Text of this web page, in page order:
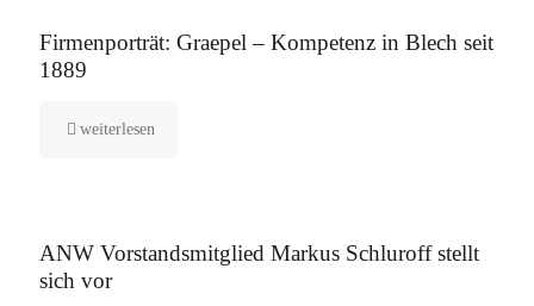
Firmenporträt: Graepel – Kompetenz in Blech seit
1889
weiterlesen
ANW Vorstandsmitglied Markus Schluroff stellt
sich vor